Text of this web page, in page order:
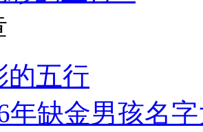
的五行
年缺金男孩名